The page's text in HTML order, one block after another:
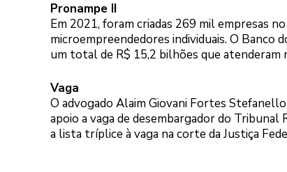
Pronampe II
Em 2021, foram criadas 269 mil empresas
microempreendedores individuais. O
um total de R$ 15,2 bilhões que atenderam
Vaga
O advogado Alaim Giovani Fortes
apoio a vaga de desembargador do Tribunal
a lista tríplice à vaga na corte da Justiça